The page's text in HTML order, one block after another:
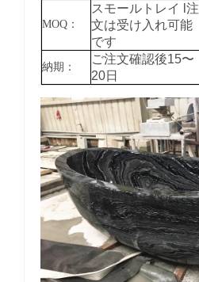
MOQ：
スモールトレイ
l注
文は受け入れ可能
です
納期：
ご注文確認後15〜
20日